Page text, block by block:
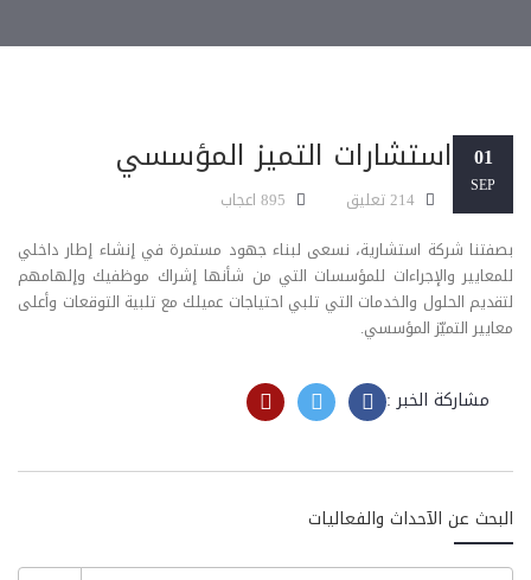
01
SEP
استشارات التميز المؤسسي
بصفتنا شركة استشارية، نسعى لبناء جهود مستمرة في إنشاء إطار داخلي
للمعايير والإجراءات للمؤسسات التي من شأنها إشراك موظفيك وإلهامهم
لتقديم الحلول والخدمات التي تلبي احتياجات عميلك مع تلبية التوقعات وأعلى
معايير التميّز المؤسسي.
مشاركة الخبر :
البحث عن الآحداث والفعاليات